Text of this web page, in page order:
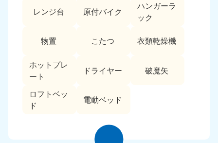
レンジ台 原付バイク
ハンガーラ
ック
物置 こたつ 衣類乾燥機
ホットプレ
ート
ドライヤー 破魔矢
ロフトベッ
ド
電動ベッド